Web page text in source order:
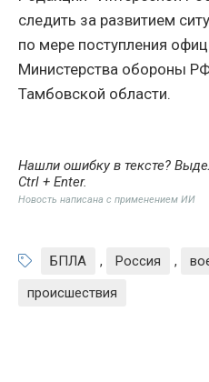
следить за развитием
по мере поступления
Министерства обороны
Тамбовской области.
Нашли ошибку в тексте?
Ctrl + Enter.
Новость написана с применением ИИ
БПЛА , Россия ,
происшествия